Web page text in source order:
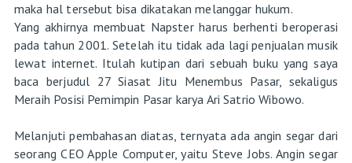
maka hal tersebut bisa dikatakan melanggar hukum.
Yang akhirnya membuat Napster harus berhenti beroperasi
pada tahun 2001. Setelah itu tidak ada lagi penjualan musik
lewat internet. Itulah kutipan dari sebuah buku yang saya
baca berjudul 27 Siasat Jitu Menembus Pasar, sekaligus
Meraih Posisi Pemimpin Pasar karya Ari Satrio Wibowo.
Melanjuti pembahasan diatas, ternyata ada angin segar dari
seorang CEO Apple Computer, yaitu Steve Jobs. Angin segar